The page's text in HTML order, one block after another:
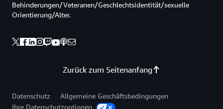
Zurück zum Seitenanfang
Behinderungen/Veteranen/Geschlechtsidentität/sexuelle
Orientierung/Alter.
Datenschutz
Allgemeine Geschäftsbedingungen
Ihre Datenschutzoptionen